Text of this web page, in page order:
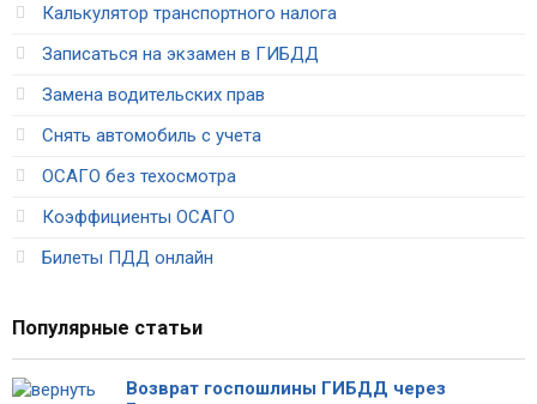
Калькулятор транспортного налога
Записаться на экзамен в ГИБДД
Замена водительских прав
Снять автомобиль с учета
ОСАГО без техосмотра
Коэффициенты ОСАГО
Билеты ПДД онлайн
Популярные статьи
Возврат госпошлины ГИБДД через